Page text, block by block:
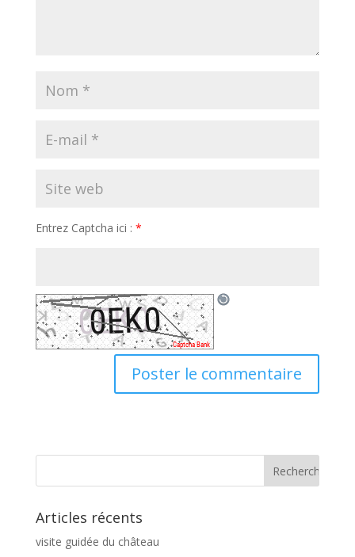
Entrez Captcha ici : *
Articles récents
visite guidée du château